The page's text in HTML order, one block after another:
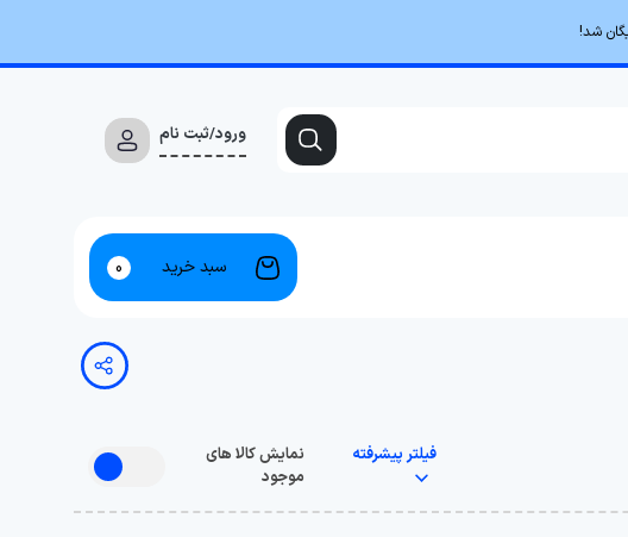
ورود/ثبت نام
سبد خرید 0
فیلتر پیشرفته
نمایش کالا های
موجود